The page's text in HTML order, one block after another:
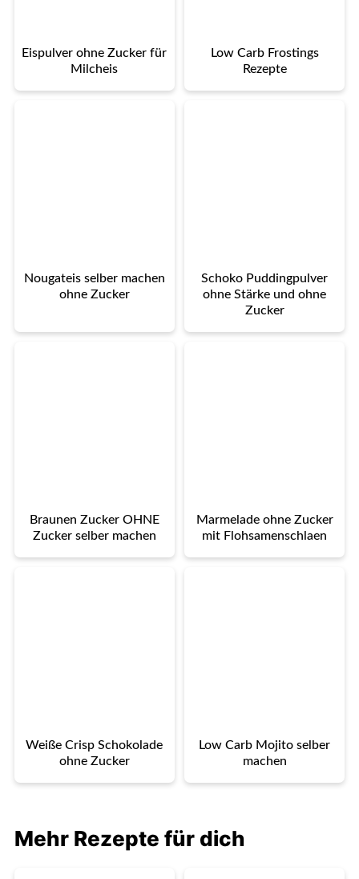
Eispulver ohne Zucker für
Milcheis
Low Carb Frostings
Rezepte
Nougateis selber machen
ohne Zucker
Schoko Puddingpulver
ohne Stärke und ohne
Zucker
Braunen Zucker OHNE
Zucker selber machen
Marmelade ohne Zucker
mit Flohsamenschlaen
Weiße Crisp Schokolade
ohne Zucker
Low Carb Mojito selber
machen
Mehr Rezepte für dich